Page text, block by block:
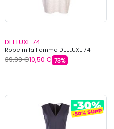
DEELUXE 74
Robe mila Femme DEELUXE 74
39,99 €10,50 € 73%